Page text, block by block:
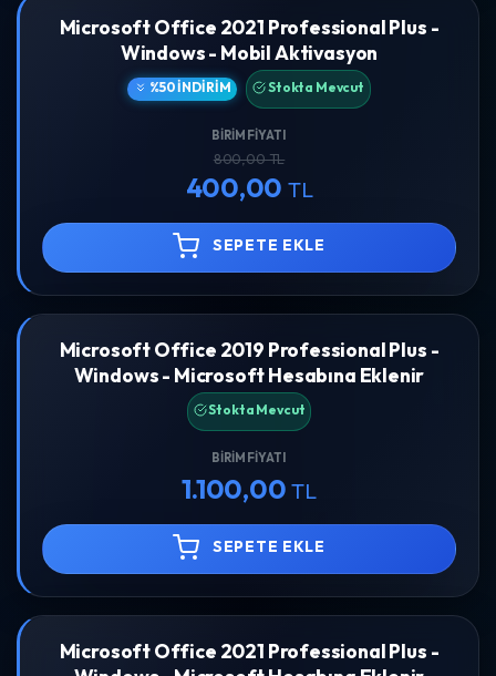
Microsoft Office 2021 Professional Plus -
Windows - Mobil Aktivasyon
%50 İNDIRIM Stokta Mevcut
BIRIM FIYATI
800,00 TL
400,00 TL
SEPETE EKLE
Microsoft Office 2019 Professional Plus -
Windows - Microsoft Hesabına Eklenir
Stokta Mevcut
BIRIM FIYATI
1.100,00TL
SEPETE EKLE
Microsoft Office 2021 Professional Plus -